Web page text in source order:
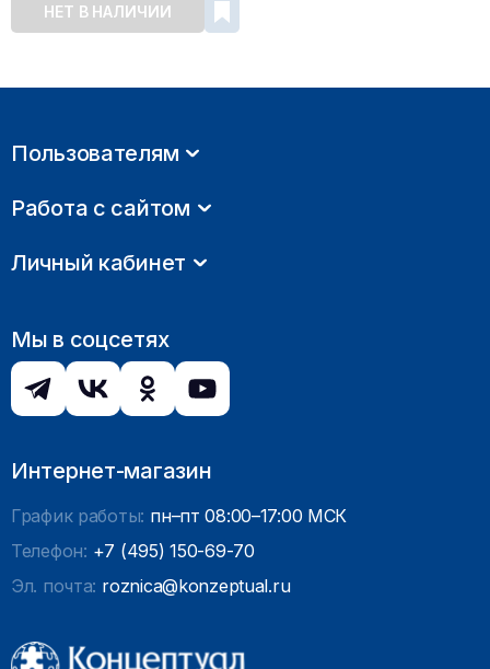
НЕТ В НАЛИЧИИ
Пользователям
Работа с сайтом
Личный кабинет
Мы в соцсетях
Интернет-магазин
График работы: пн–пт 08:00–17:00 МСК
Телефон: +7 (495) 150-69-70
Эл. почта: roznica@konzeptual.ru